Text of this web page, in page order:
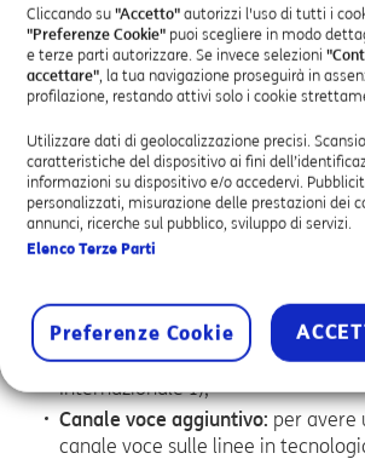
Servizi in promozione gratuita per 3
Data Space Easy One Pro:1.000
archiviare e fare il backup in
Suo PC e potervi accedere da
anche in mobilità;
TIM mail filtering + copia:per
spamming la posta in arrivo sul
la massima continuità di servizio
Opzione Voce Internazionale Zona
senza limiti i telefoni fissi di Stati
tutti i Paesi dell’Europa
Internazionale 1);
Canale voce aggiuntivo: per avere
canale voce sulle linee in
Cliccando su "Accetto" autorizzi l'uso di tutti i
"Preferenze Cookie" puoi scegliere in modo
e terze parti autorizzare. Se invece selezioni
accettare", la tua navigazione proseguirà in
profilazione, restando attivi solo i cookie
Utilizzare dati di geolocalizzazione precisi.
caratteristiche del dispositivo ai fini
informazioni su dispositivo e/o accedervi.
personalizzati, misurazione delle prestazioni dei
annunci, ricerche sul pubblico, sviluppo di servizi.
Elenco Terze Parti
Preferenze Cookie